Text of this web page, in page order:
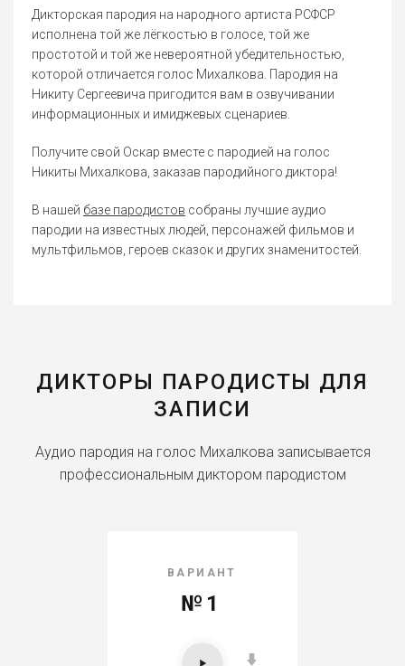
Дикторская пародия на народного артиста РСФСР
исполнена той же лёгкостью в голосе, той же
простотой и той же невероятной убедительностью,
которой отличается голос Михалкова. Пародия на
Никиту Сергеевича пригодится вам в озвучивании
информационных и имиджевых сценариев.
Получите свой Оскар вместе с пародией на голос
Никиты Михалкова, заказав пародийного диктора!
В нашей базе пародистов собраны лучшие аудио
пародии на известных людей, персонажей фильмов и
мультфильмов, героев сказок и других знаменитостей.
ДИКТОРЫ ПАРОДИСТЫ ДЛЯ
ЗАПИСИ
Аудио пародия на голос Михалкова записывается
профессиональным диктором пародистом
ВАРИАНТ
№1